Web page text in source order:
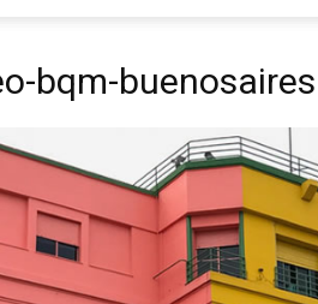
bqm-buenosaires